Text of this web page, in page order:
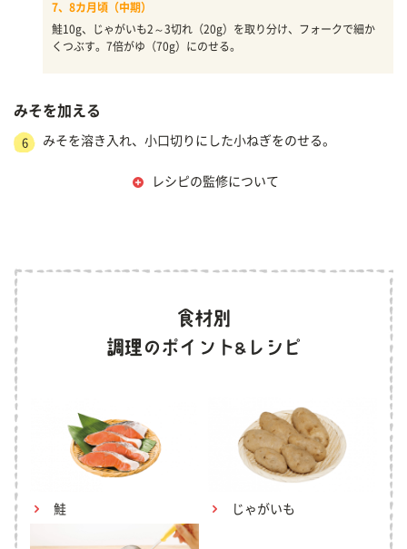
7、8カ月頃（中期）
鮭10g、じゃがいも2～3切れ（20g）を取り分け、フォークで細か
くつぶす。7倍がゆ（70g）にのせる。
みそを加える
6 みそを溶き入れ、小口切りにした小ねぎをのせる。
レシピの監修について
鮭 じゃがいも